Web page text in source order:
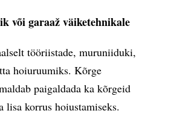
või garaaž väiketehnikale
tööriistade, muruniiduki,
hoiuruumiks. Kõrge
paigaldada ka kõrgeid
korrus hoiustamiseks.